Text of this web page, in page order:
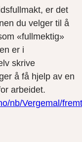
er det
du velger til å
«fullmektig»
er i
skrive
å få hjelp av en
arbeidet.
nb/Vergemal/